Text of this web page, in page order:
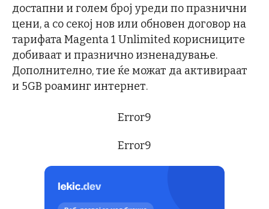
достапни и голем број уреди по празнични
цени, а со секој нов или обновен договор на
тарифата Magenta 1 Unlimited корисниците
добиваат и празнично изненадување.
Дополнително, тие ќе можат да активираат
и 5GB роаминг интернет.
Error9
Error9